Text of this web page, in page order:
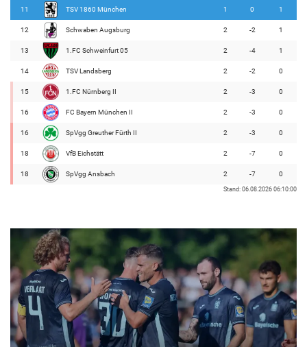
11 TSV 1860 München 1 0 1
12 Schwaben Augsburg 2 -2 1
13 1.FC Schweinfurt 05 2 -4 1
14 TSV Landsberg 2 -2 0
15 1.FC Nürnberg II 2 -3 0
16 FC Bayern München II 2 -3 0
16 SpVgg Greuther Fürth II 2 -3 0
18 VfB Eichstätt 2 -7 0
18 SpVgg Ansbach 2 -7 0
Stand: 06.08.2026 06:10:00